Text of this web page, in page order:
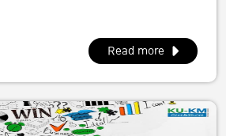
Read more